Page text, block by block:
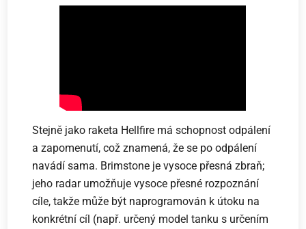
Stejně jako raketa Hellfire má schopnost odpálení
a zapomenutí, což znamená, že se po odpálení
navádí sama. Brimstone je vysoce přesná zbraň;
jeho radar umožňuje vysoce přesné rozpoznání
cíle, takže může být naprogramován k útoku na
konkrétní cíl (např. určený model tanku s určením